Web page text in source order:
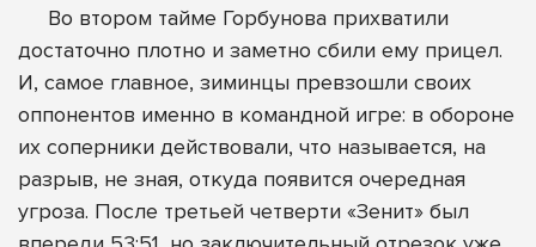
Во втором тайме Горбунова прихватили
достаточно плотно и заметно сбили ему прицел.
И, самое главное, зиминцы превзошли своих
оппонентов именно в командной игре: в обороне
их соперники действовали, что называется, на
разрыв, не зная, откуда появится очередная
угроза. После третьей четверти «Зенит» был